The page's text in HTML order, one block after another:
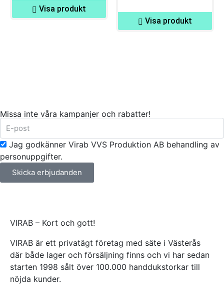
Visa produkt
Visa produkt
Missa inte våra kampanjer och rabatter!
Jag godkänner Virab VVS Produktion AB behandling av
personuppgifter.
Skicka erbjudanden
VIRAB – Kort och gott!
VIRAB är ett privatägt företag med säte i Västerås
där både lager och försäljning finns och vi har sedan
starten 1998 sålt över 100.000 handdukstorkar till
nöjda kunder.